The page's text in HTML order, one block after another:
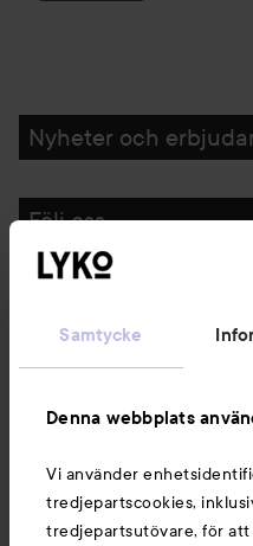
Samtycke
Denna webbplats
Vi använder
tredjepartscookies,
tredjepartsutövare, för att
Nyheter och
Följ oss
Du kanske också